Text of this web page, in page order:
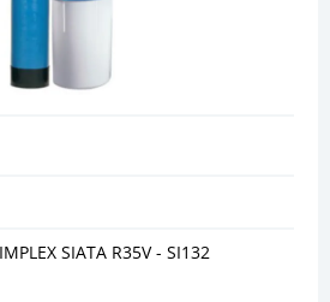
SIATA R35V - SI132